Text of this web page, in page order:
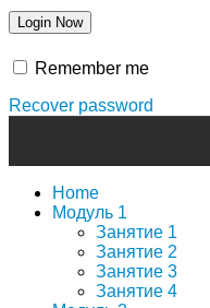
Remember me
Recover password
Home
Модуль 1
Занятие 1
Занятие 2
Занятие 3
Занятие 4